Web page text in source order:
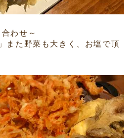
わせ～
また野菜も大きく、お塩で頂